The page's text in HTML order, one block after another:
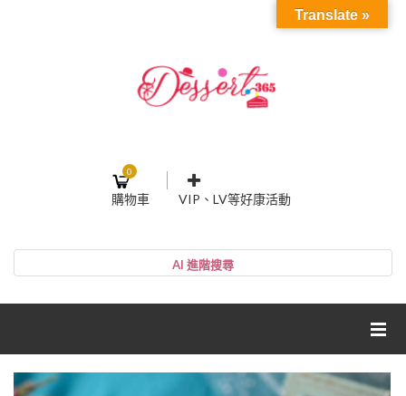
0
購物車 VIP、LV等好康活動
帳號
網紅媽咪蛋糕心得分享
Translate »